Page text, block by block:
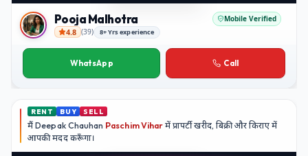
Pooja Malhotra
Pooja Malhotra Mobile Verified
4.8 (39) 8+ Yrs experience
WhatsApp Call
RENT BUY SELL
मैंDeepak Chauhan Paschim Vihar में प्रापर्टी खरीद, बिक्री और किराए में
आपकी मदद करूँगा।